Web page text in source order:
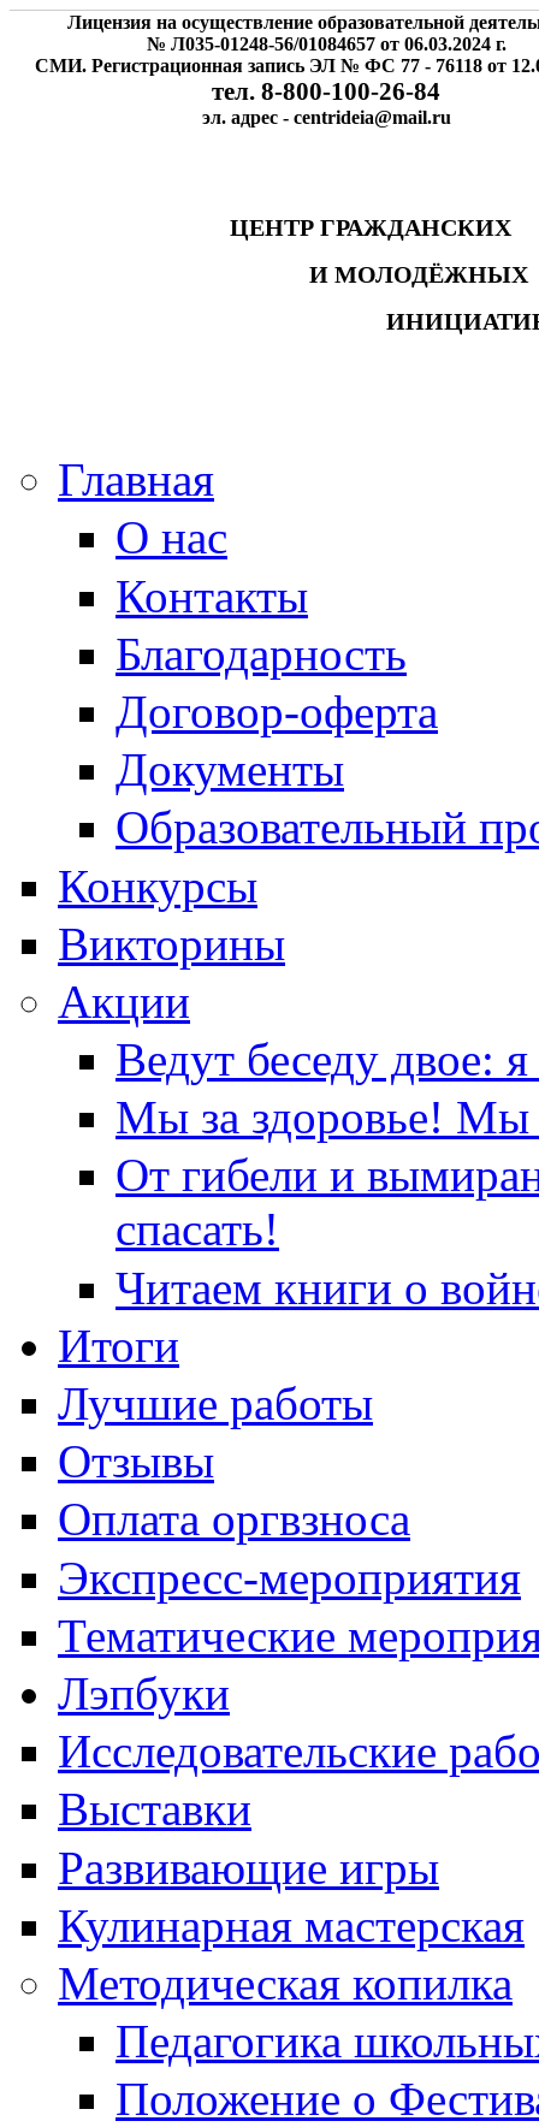
Лицензия на осуществление образовательной
№ Л035-01248-56/01084657 от 06.03.2024 г.
СМИ. Регистрационная запись ЭЛ № ФС 77 - 76118 от
тел. 8-800-100-26-84
эл. адрес - centrideia@mail.ru
ЦЕНТР
И
Главная
О нас
Контакты
Благодарность
Договор-оферта
Документы
Образовательный
Конкурсы
Викторины
Акции
Ведут беседу двое:
Мы за здоровье! Мы
От гибели и
спасать!
Читаем книги о
Итоги
Лучшие работы
Отзывы
Оплата оргвзноса
Экспресс-мероприятия
Тематические
Лэпбуки
Исследовательские
Выставки
Развивающие игры
Кулинарная мастерская
Методическая копилка
Педагогика
Положение о